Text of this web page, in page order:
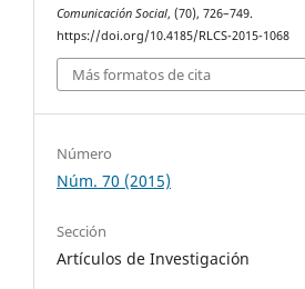
Comunicación Social, (70), 726–749.
https://doi.org/10.4185/RLCS-2015-1068
Más formatos de cita
Número
Núm. 70 (2015)
Sección
Artículos de Investigación